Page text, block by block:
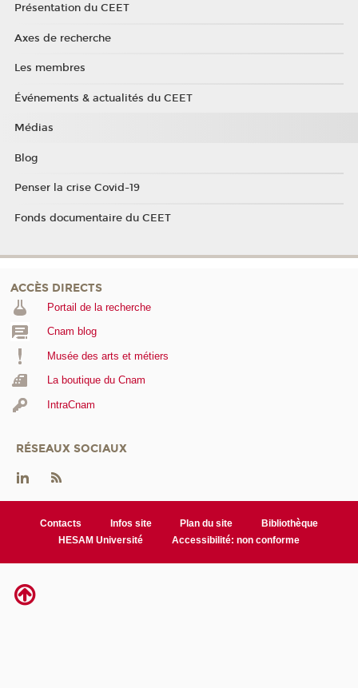
Présentation du CEET
Axes de recherche
Les membres
Événements & actualités du CEET
Médias
Blog
Penser la crise Covid-19
Fonds documentaire du CEET
ACCÈS DIRECTS
Portail de la recherche
Cnam blog
Musée des arts et métiers
La boutique du Cnam
IntraCnam
RÉSEAUX SOCIAUX
Contacts Infos site Plan du site
Bibliothèque
HESAM Université
Accessibilité: non conforme